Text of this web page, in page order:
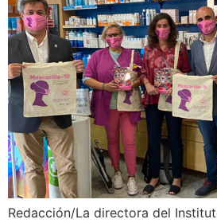
Redacción/La directora del